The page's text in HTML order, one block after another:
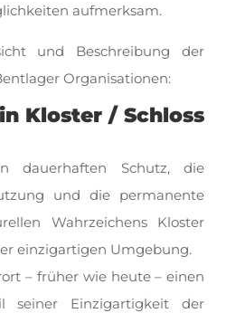
aufmerksam.
und Beschreibung der
Organisationen:
Kloster / Schloss
dauerhaften Schutz, die
und die permanente
Wahrzeichens Kloster
einzigartigen Umgebung.
– früher wie heute – einen
seiner Einzigartigkeit der